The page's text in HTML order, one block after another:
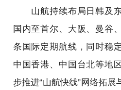
山航持续布局日韩及东
国内至首尔、大阪、曼谷
条国际定期航线，同时稳
中国香港、中国台北等地
步推进“山航快线”网络拓